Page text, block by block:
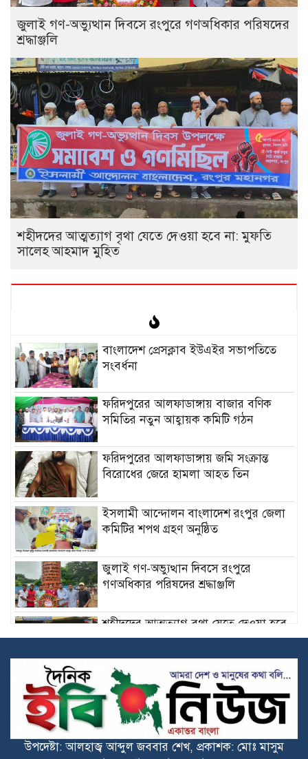
‎জুলাই গণ-অভ্যুত্থান দিবসে রংপুরে গণঅধিকার পরিষদের
শ্রদ্ধাঞ্জলি ‎
‎শহীদদের আত্মত্যাগ বৃথা যেতে দেওয়া হবে না: মুফতি
সালেহ আহমাদ মুহিত ‎
বাংলাদেশ প্রেসক্লাব ইউএইর সভাপতিতে
সংবর্ধনা
ফরিদপুরের আলফাডাঙ্গায় বাজার বণিক
সমিতির নতুন আহ্বায়ক কমিটি গঠন
ফরিদপুরের আলফাডাঙ্গায় জমি সংক্রান্ত
বিরোধের জেরে হামলা আহত তিন
ইসলামী আন্দোলন বাংলাদেশ রংপুর জেলা
কমিটির শপথ গ্রহণ অনুষ্ঠিত
‎জুলাই গণ-অভ্যুত্থান দিবসে রংপুরে
গণঅধিকার পরিষদের শ্রদ্ধাঞ্জলি ‎
‎শহীদদের আত্মত্যাগ বৃথা যেতে দেওয়া হবে
না: মুফতি সালেহ আহমাদ মুহিত ‎
মোরেলগঞ্জে জুলাই গণঅভ্যুত্থান দিবস
পালিত
মোরেলগঞ্জে জুলাই গণঅভ্যুত্থান দিবস
উপলক্ষে জামায়াতের পথসভা
উপদেষ্টা: আলহাজ্ব আব্দুল জববার শেখ, প্রকাশক: মোঃ মাসুম